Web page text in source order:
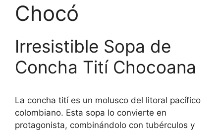
Chocó
Irresistible Sopa de
Concha Tití Chocoana
La concha tití es un molusco del litoral pacífico
colombiano. Esta sopa lo convierte en
protagonista, combinándolo con tubérculos y